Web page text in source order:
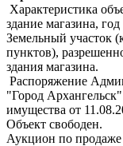
Характеристика
здание магазина,
Земельный участок
пунктов),
здания магазина.
Распоряжение
"Город
имущества от
Объект свободен.
Аукцион по продаже